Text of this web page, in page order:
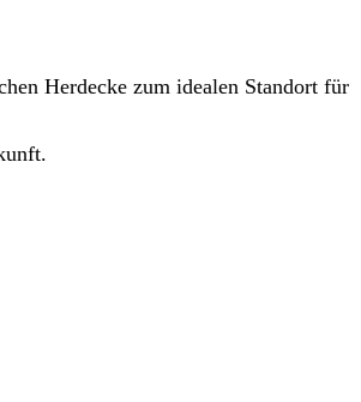
Herdecke zum idealen Standort für